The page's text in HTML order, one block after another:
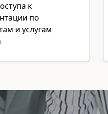
к
по
и услугам